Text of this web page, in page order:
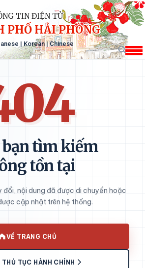
TIN ĐIỆN TỬ
PHỐ HẢI PHÒNG
| Korean|Chinese
tìm kiếm
tồn tại
nội dung đã được di chuyển hoặc
cập nhật trên hệ thống.
VỀ TRANG CHỦ
THỦ TỤC HÀNH CHÍNH